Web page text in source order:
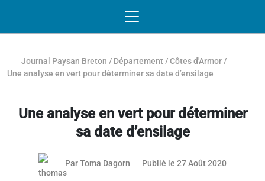
Journal Paysan Breton / Département /Côtes d'Armor /
Une analyse en vert pour déterminer sa date d’ensilage
Une analyse en vert pour déterminer
sa date d’ensilage
ParToma Dagorn Publié le 27 Août 2020